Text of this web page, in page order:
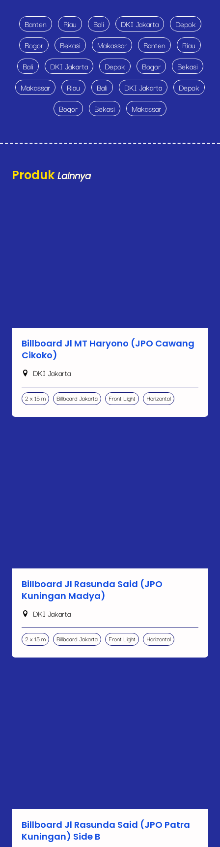
Banten Riau Bali DKI Jakarta
Depok
Bogor
Bekasi Makassar Banten
Riau
Bali
DKI Jakarta Depok Bogor
Bekasi
Makassar
Riau Bali DKI Jakarta
Depok
Bogor
Bekasi Makassar
Produk Lainnya
Billboard Jl MT Haryono (JPO Cawang
Cikoko)
DKI Jakarta
2 x 15 m Billboard Jakarta Front Light Horizontal
Billboard Jl Rasunda Said (JPO
Kuningan Madya)
DKI Jakarta
2 x 15 m Billboard Jakarta Front Light Horizontal
Billboard Jl Rasunda Said (JPO Patra
Kuningan) Side B